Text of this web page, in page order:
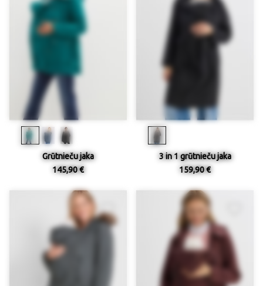
Grūtnieču jaka
145,90 €
3 in 1 grūtnieču jaka
159,90 €